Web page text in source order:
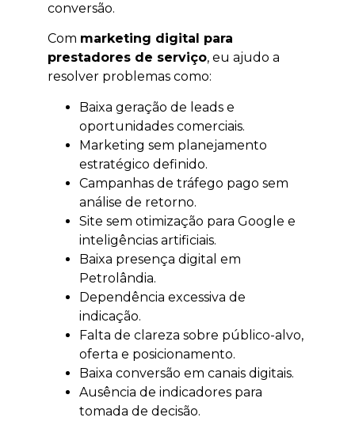
conversão.
Com marketing digital para
prestadores de serviço, eu ajudo a
resolver problemas como:
Baixa geração de leads e
oportunidades comerciais.
Marketing sem planejamento
estratégico definido.
Campanhas de tráfego pago sem
análise de retorno.
Site sem otimização para Google e
inteligências artificiais.
Baixa presença digital em
Petrolândia.
Dependência excessiva de
indicação.
Falta de clareza sobre público-alvo,
oferta e posicionamento.
Baixa conversão em canais digitais.
Ausência de indicadores para
tomada de decisão.